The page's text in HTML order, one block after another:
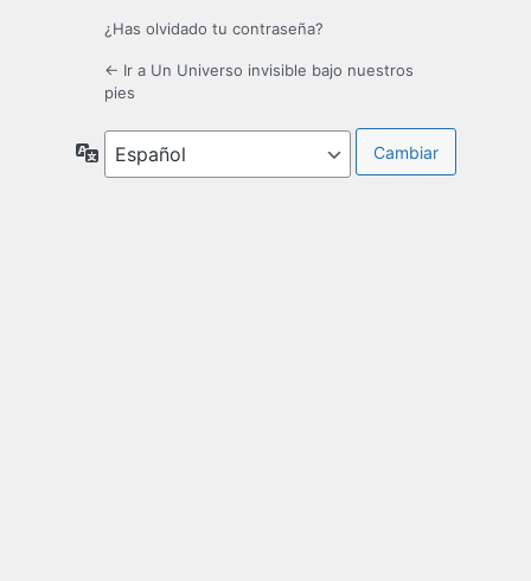
¿Has olvidado tu contraseña?
← Ir a Un Universo invisible bajo nuestros
pies
Idioma